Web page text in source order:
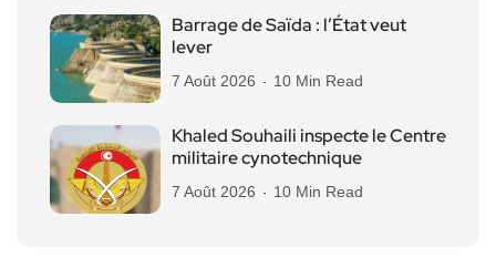
Barrage de Saïda : l’État veut
lever
7 Août 2026 10 Min Read
Khaled Souhaili inspecte le Centre
militaire cynotechnique
7 Août 2026 10 Min Read